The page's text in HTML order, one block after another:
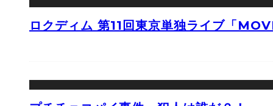
ロクディム 第11回東京単独ライブ「